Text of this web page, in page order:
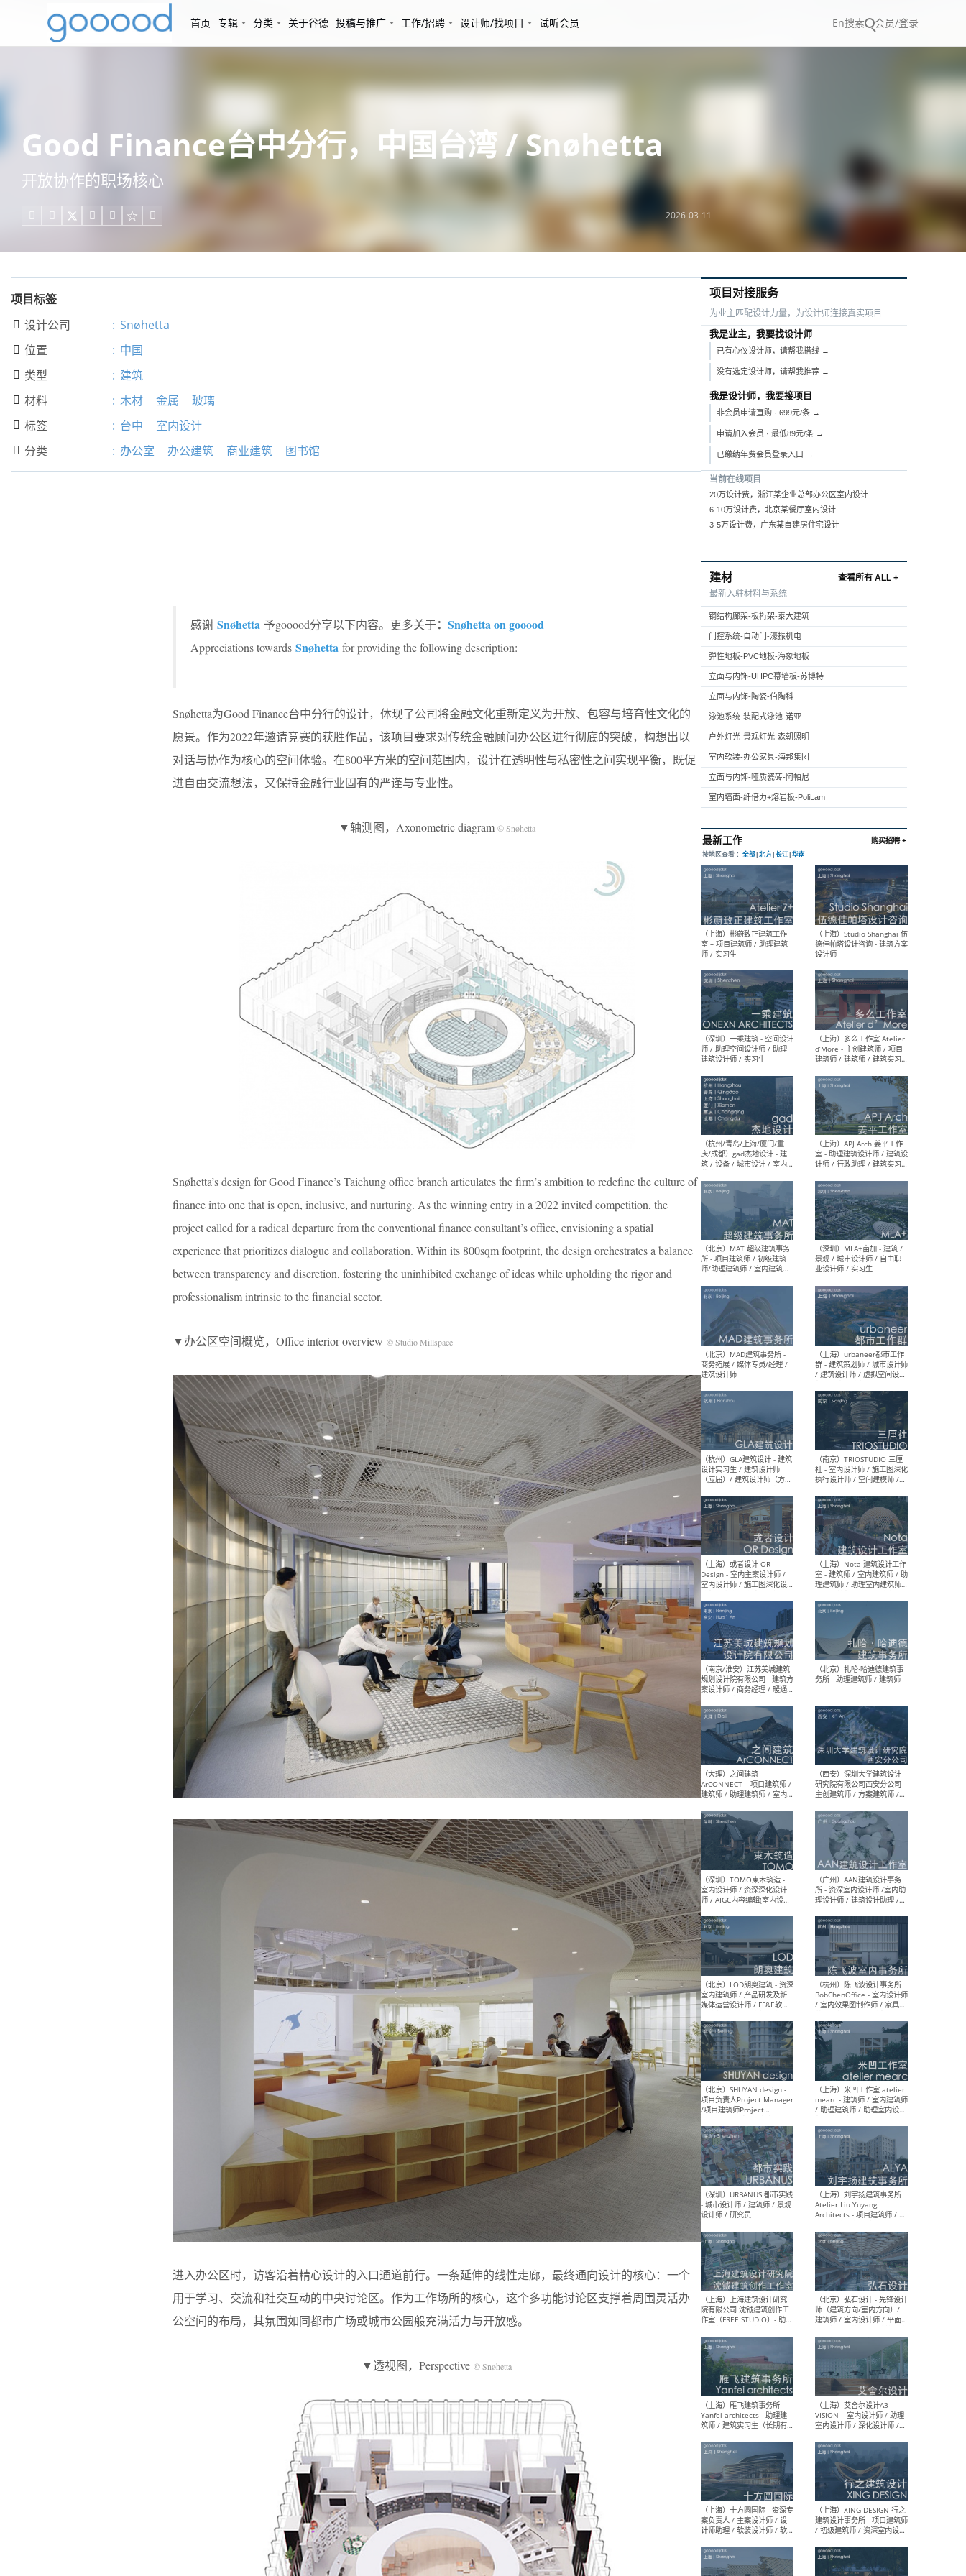
首页 专辑 分类 关于谷德 投稿与推广 工作/招聘 设计师/找项目 试听会员 En搜索 会员/登录
Good Finance台中分行，中国台湾 / Snøhetta
开放协作的职场核心
     2026-03-11
项目标签
 设计公司 : Snøhetta
 位置 : 中国
 类型 : 建筑
 材料 : 木材 金属 玻璃
 标签 : 台中 室内设计
 分类 : 办公室 办公建筑 商业建筑 图书馆
感谢 Snøhetta 予gooood分享以下内容。更多关于： Snøhetta on gooood
Appreciations towards Snøhetta for providing the following description:
Snøhetta为Good Finance台中分行的设计，体现了公司将金融文化重新定义为开放、包容与培育性文化的
愿景。作为2022年邀请竞赛的获胜作品，该项目要求对传统金融顾问办公区进行彻底的突破，构想出以
对话与协作为核心的空间体验。在800平方米的空间范围内，设计在透明性与私密性之间实现平衡，既促
进自由交流想法，又保持金融行业固有的严谨与专业性。
▼轴测图，Axonometric diagram © Snøhetta
Snøhetta’s design for Good Finance’s Taichung office branch articulates the firm’s ambition to redefine the culture of
finance into one that is open, inclusive, and nurturing. As the winning entry in a 2022 invited competition, the
project called for a radical departure from the conventional finance consultant’s office, envisioning a spatial
experience that prioritizes dialogue and collaboration. Within its 800sqm footprint, the design orchestrates a balance
between transparency and discretion, fostering the uninhibited exchange of ideas while upholding the rigor and
professionalism intrinsic to the financial sector.
▼办公区空间概览，Office interior overview © Studio Millspace
进入办公区时，访客沿着精心设计的入口通道前行。一条延伸的线性走廊，最终通向设计的核心：一个
用于学习、交流和社交互动的中央讨论区。作为工作场所的核心，这个多功能讨论区支撑着周围灵活办
公空间的布局，其氛围如同都市广场或城市公园般充满活力与开放感。
▼透视图，Perspective © Snøhetta
项目对接服务
为业主匹配设计力量，为设计师连接真实项目
我是业主，我要找设计师
已有心仪设计师，请帮我搭线 →
没有选定设计师，请帮我推荐 →
我是设计师，我要接项目
非会员申请直购 · 699元/条 →
申请加入会员 · 最低89元/条 →
已缴纳年费会员登录入口 →
当前在线项目
20万设计费，浙江某企业总部办公区室内设计
6-10万设计费，北京某餐厅室内设计
3-5万设计费，广东某自建房住宅设计
建材
查看所有 ALL +
最新入驻材料与系统
钢结构廊架-板桁架-泰大建筑
门控系统-自动门-濠振机电
弹性地板-PVC地板-海象地板
立面与内饰-UHPC幕墙板-苏博特
立面与内饰-陶瓷-伯陶科
泳池系统-装配式泳池-诺亚
户外灯光-景观灯光-森朝照明
室内软装-办公家具-海邦集团
立面与内饰-哑质瓷砖-阿帕尼
室内墙面-纤倍力+熔岩板-PoliLam
最新工作
按地区查看 ：全部|北方|长江
（上海）彬蔚致正建筑工作
室 – 项目建筑师 / 助理建筑
师 / 实习生
（深圳）一乘建筑 - 空间设计
师 / 助理空间设计师 / 助理
建筑设计师 / 实习生
（杭州/青岛/上海/厦门/重
庆/成都）gad杰地设计 - 建
筑 / 设备 / 城市设计 / 室内 /
幕墙 / BIM / 成本 / 工程 / 运
营 / 品牌 / 观点views / 实习
等
（北京）MAT 超级建筑事务
所 - 项目建筑师 / 初级建筑
师/助理建筑师 / 室内建筑师
（北京）MAD建筑事务所 -
商务拓展 / 媒体专员/经理 /
设计实习生 / 建筑设计师
（应届）/ 建筑设计师（方案
设计）/ 建筑设计师（施工
图）/ 结构设计师 / 给排水设
计师
（上海）或者设计 OR
Design - 室内主案设计师 /
室内设计师 / 施工图深化设
计师 / 室内设计助理 / 新媒
体运营
（南京/淮安）江苏美城建筑
规划设计院有限公司 - 建筑方
案设计师 / 商务经理 / 暖通
设计师 / 造价工程师
（大理）之间建筑
ArCONNECT – 项目建筑师 /
建筑师 / 助理建筑师 / 室内
设计师 / 实习生
（深圳）TOMO東木筑造 -
室内设计师 / 资深深化设计
师 / AIGC内容编辑(室内设计
方向) / 照明设计师 / 软装设
计师
（北京）LOD朗奥建筑 - 资深
室内建筑师 / 产品研发及新
设计师 / 深化设计师 / 实习
（北京）SHUYAN design -
项目负责人Project Manager
/项目建筑师Project
Architect / 助理建筑师
Assistant Architect / 创始
人助理Founder's Assistant
/ 实习生Intern
（深圳）URBANUS 都市实践
- 城市设计师 / 建筑师 / 景观